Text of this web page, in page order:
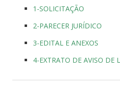
1-SOLICITAÇÃO
2-PARECER JURÍDICO
3-EDITAL E ANEXOS
4-EXTRATO DE AVISO DE